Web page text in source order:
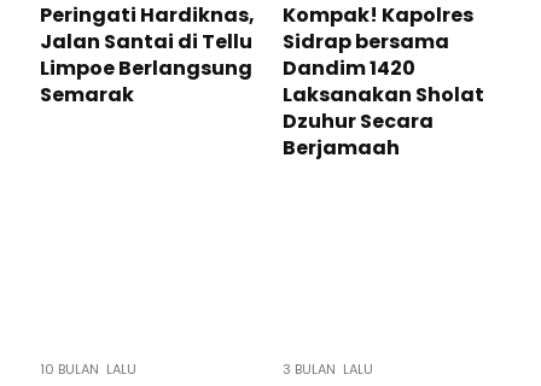
Peringati Hardiknas,
Jalan Santai di Tellu
Limpoe Berlangsung
Semarak
Kompak! Kapolres
Sidrap bersama
Dandim 1420
Laksanakan Sholat
Dzuhur Secara
Berjamaah
10 BULAN LALU 3 BULAN LALU